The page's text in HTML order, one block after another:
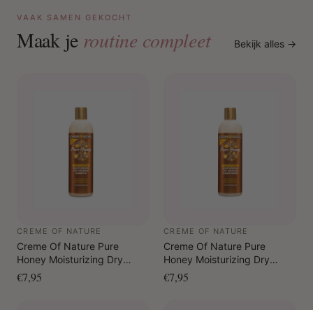
VAAK SAMEN GEKOCHT
Maak je routine compleet Bekijk alles →
CREME OF NATURE
Creme Of Nature Pure
Honey Moisturizing Dry
Defense Shampoo 355 ml
€7,95
CREME OF NATURE
Creme Of Nature Pure
Honey Moisturizing Dry
Defense Conditioner 355 ml
€7,95